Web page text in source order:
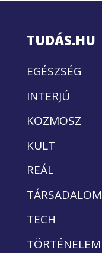
TUDÁS.HU
EGÉSZSÉG
INTERJÚ
KOZMOSZ
KULT
REÁL
TÁRSADALOM
TECH
TÖRTÉNELEM